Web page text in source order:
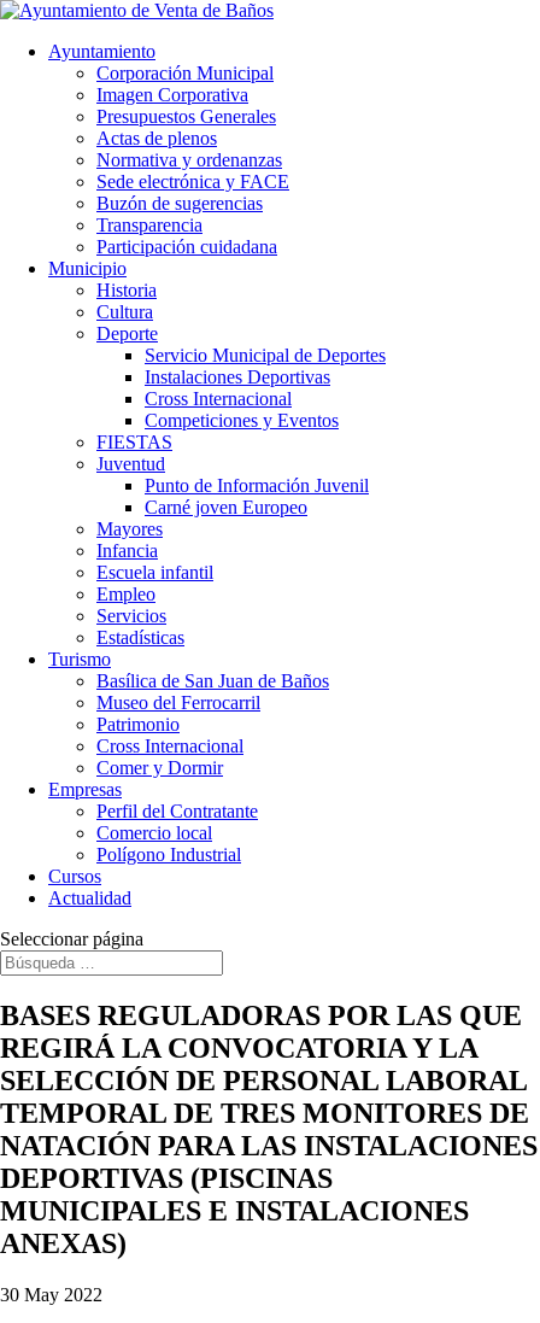
Ayuntamiento
Corporación Municipal
Imagen Corporativa
Presupuestos Generales
Actas de plenos
Normativa y ordenanzas
Sede electrónica y FACE
Buzón de sugerencias
Transparencia
Participación cuidadana
Municipio
Historia
Cultura
Deporte
Servicio Municipal de Deportes
Instalaciones Deportivas
Cross Internacional
Competiciones y Eventos
FIESTAS
Juventud
Punto de Información Juvenil
Carné joven Europeo
Mayores
Infancia
Escuela infantil
Empleo
Servicios
Estadísticas
Turismo
Basílica de San Juan de Baños
Museo del Ferrocarril
Patrimonio
Cross Internacional
Comer y Dormir
Empresas
Perfil del Contratante
Comercio local
Polígono Industrial
Cursos
Actualidad
Seleccionar página
BASES REGULADORAS POR LAS QUE
REGIRÁ LA CONVOCATORIA Y LA
SELECCIÓN DE PERSONAL LABORAL
TEMPORAL DE TRES MONITORES DE
NATACIÓN PARA LAS INSTALACIONES
DEPORTIVAS (PISCINAS
MUNICIPALES E INSTALACIONES
ANEXAS)
30 May 2022